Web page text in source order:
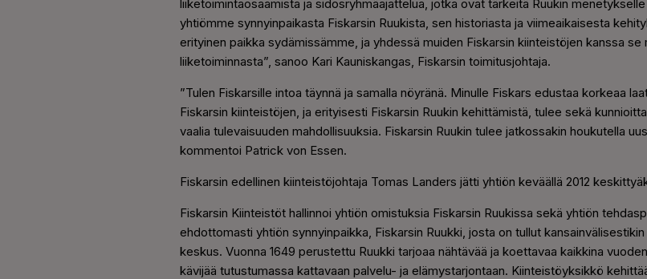
liiketoimintaosaamista ja sidosryhmäajattelua, jotka ovat tärkeitä Ruukin
yhtiömme synnyinpaikasta Fiskarsin Ruukista, sen historiasta ja viimeaikaisesta
erityinen paikka sydämissämme, ja yhdessä muiden Fiskarsin kiinteistöjen kanssa
liiketoiminnasta”, sanoo Kari Kauniskangas, Fiskarsin toimitusjohtaja.
”Tulen Fiskarsille intoa täynnä ja samalla nöyränä. Minulle Fiskars edustaa korkeaa
Fiskarsin kiinteistöjen, ja erityisesti Fiskarsin Ruukin kehittämistä, tulee sekä
vaalia tulevaisuuden mahdollisuuksia. Fiskarsin Ruukin tulee jatkossakin houkutella
kommentoi Patrick von Essen.
Fiskarsin edellinen kiinteistöjohtaja Tomas Landers jätti yhtiön keväällä 2012
Fiskarsin Kiinteistöt hallinnoi yhtiön omistuksia Fiskarsin Ruukissa sekä yhtiön
ehdottomasti yhtiön synnyinpaikka, Fiskarsin Ruukki, josta on tullut
keskus. Vuonna 1649 perustettu Ruukki tarjoaa nähtävää ja koettavaa kaikkina
kävijää tutustumassa kattavaan palvelu- ja elämystarjontaan. Kiinteistöyksikkö